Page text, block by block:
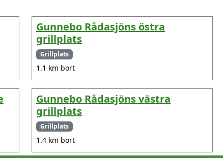
Gunnebo Rådasjöns östra
grillplats
Grillplats
1.1 km bort
Gunnebo Rådasjöns västra
grillplats
Grillplats
1.4 km bort